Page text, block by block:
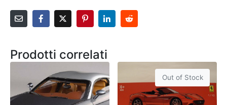
Prodotti correlati
Out of Stock